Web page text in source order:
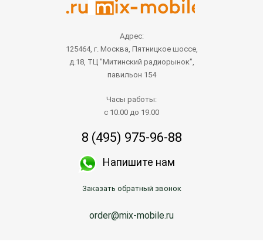
Адрес:
125464, г. Москва, Пятницкое шоссе,
д.18, ТЦ "Митинский радиорынок",
павильон 154
Часы работы:
с 10.00 до 19.00
8 (495) 975-96-88
Напишите нам
Заказать обратный звонок
order@mix-mobile.ru